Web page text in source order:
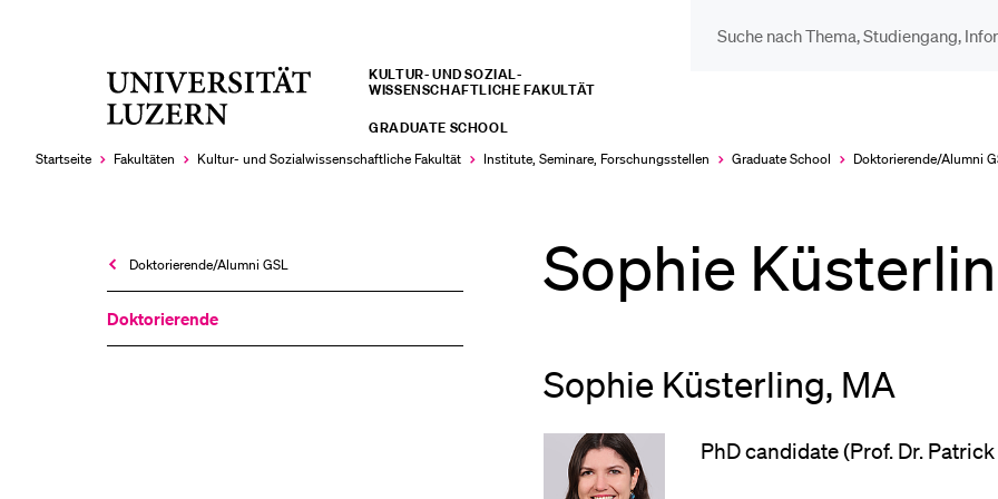
Universität
KULTUR- UND SOZIAL­­­
WISSENSCHAFTLICHE FAKULTÄT
GRADUATE SCHOOL
Startseite
Fakultäten Kultur- und Sozial­­wissenschaftliche Fakultät Institute, Seminare, Forschungsstellen Graduate School Doktorierende/Alumni
Doktorierende/Alumni GSL
Doktorierende
Sophie
Sophie Küsterling, MA
PhD candidate (Prof. Dr.
LETZTE SUCHEN
Sie haben noch keine Suche getätigt.
DIE UNI FÜR…
Schulklassen und
Studien­interessierte
Studierende